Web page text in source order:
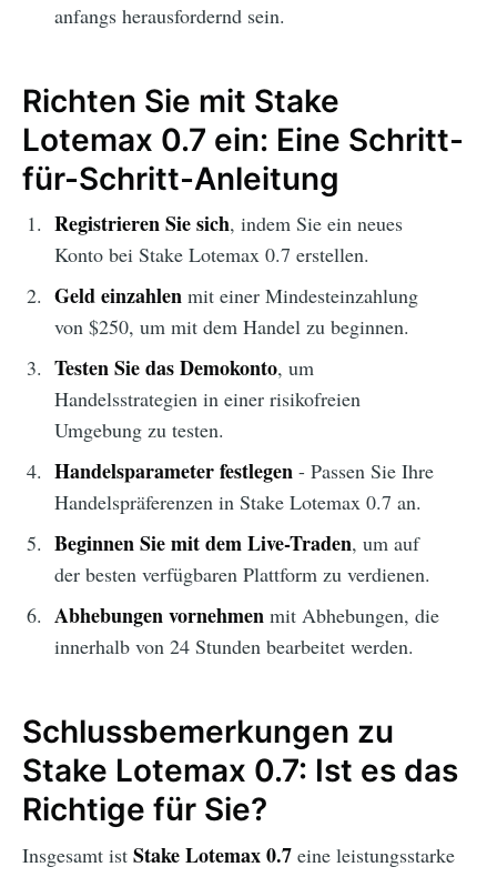
anfangs herausfordernd sein.
Richten Sie mit Stake
Lotemax 0.7 ein: Eine Schritt-
für-Schritt-Anleitung
Registrieren Sie sich, indem Sie ein neues
Konto bei Stake Lotemax 0.7 erstellen.
Geld einzahlenmit einer Mindesteinzahlung
von $250, um mit dem Handel zu beginnen.
Testen Sie das Demokonto, um
Handelsstrategien in einer risikofreien
Umgebung zu testen.
Handelsparameter festlegen- Passen Sie Ihre
Handelspräferenzen in Stake Lotemax 0.7 an.
Beginnen Sie mit dem Live-Traden, um auf
der besten verfügbaren Plattform zu verdienen.
Abhebungen vornehmenmit Abhebungen, die
innerhalb von 24 Stunden bearbeitet werden.
Schlussbemerkungen zu
Stake Lotemax 0.7: Ist es das
Richtige für Sie?
Insgesamt ist Stake Lotemax 0.7 eine leistungsstarke